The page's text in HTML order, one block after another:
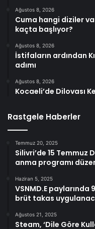
Ağustos 8, 2026
Cuma hangi diziler
kaçta başlıyor?
Ağustos 8, 2026
İstifaların ardından
adımı
Ağustos 8, 2026
Kocaeli’de Dilovası
Rastgele Haberler
Temmuz 20, 2025
Silivri’de 15 Temmuz
anma programı
Haziran 5, 2025
VSNMD.E
brüt takas
Ağustos 21, 2025
Steam, ‘Dile Göre